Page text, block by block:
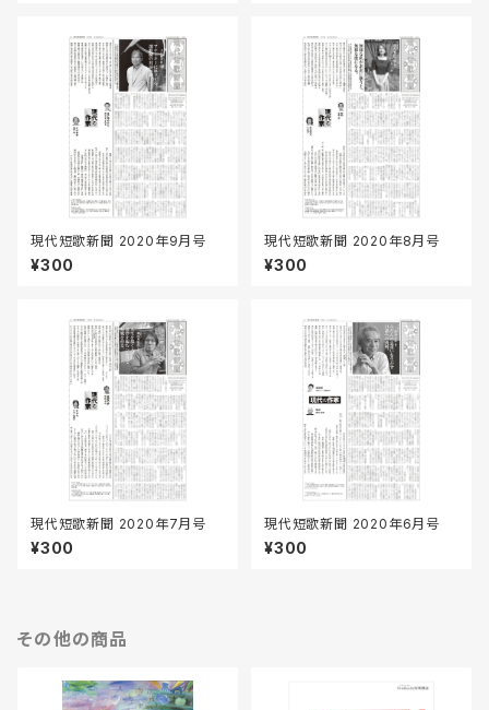
現代短歌新聞 2020年9月号
¥300
現代短歌新聞 2020年8月号
¥300
現代短歌新聞 2020年7月号
¥300
現代短歌新聞 2020年6月号
¥300
その他の商品